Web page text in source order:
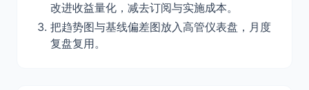
改进收益量化，减去订阅与实施成本。
把趋势图与基线偏差图放入高管仪表盘，月度
复盘复用。